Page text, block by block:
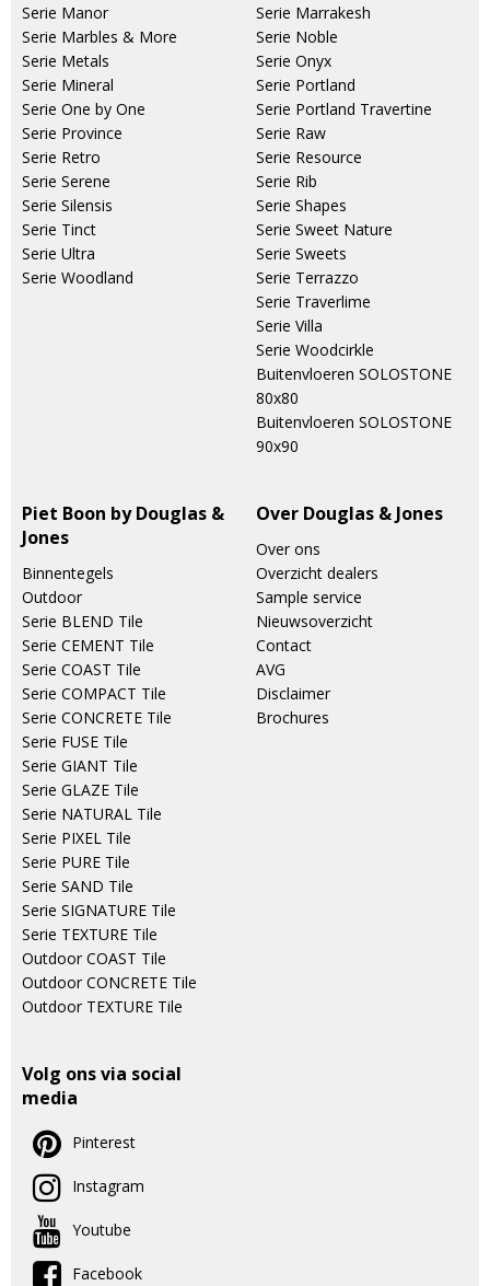
Serie Manor
Serie Marbles & More
Serie Metals
Serie Mineral
Serie One by One
Serie Province
Serie Retro
Serie Serene
Serie Silensis
Serie Tinct
Serie Ultra
Serie Woodland
Serie Marrakesh
Serie Noble
Serie Onyx
Serie Portland
Serie Portland Travertine
Serie Raw
Serie Resource
Serie Rib
Serie Shapes
Serie Sweet Nature
Serie Sweets
Serie Terrazzo
Serie Traverlime
Serie Villa
Serie Woodcirkle
Buitenvloeren SOLOSTONE
80x80
Buitenvloeren SOLOSTONE
90x90
Piet Boon by Douglas &
Jones
Binnentegels
Outdoor
Serie BLEND Tile
Serie CEMENT Tile
Serie COAST Tile
Serie COMPACT Tile
Serie CONCRETE Tile
Serie FUSE Tile
Serie GIANT Tile
Serie GLAZE Tile
Serie NATURAL Tile
Serie PIXEL Tile
Serie PURE Tile
Serie SAND Tile
Serie SIGNATURE Tile
Serie TEXTURE Tile
Outdoor COAST Tile
Outdoor CONCRETE Tile
Outdoor TEXTURE Tile
Over Douglas & Jones
Over ons
Overzicht dealers
Sample service
Nieuwsoverzicht
Contact
AVG
Disclaimer
Brochures
Volg ons via social
media
Pinterest
Instagram
Youtube
Facebook